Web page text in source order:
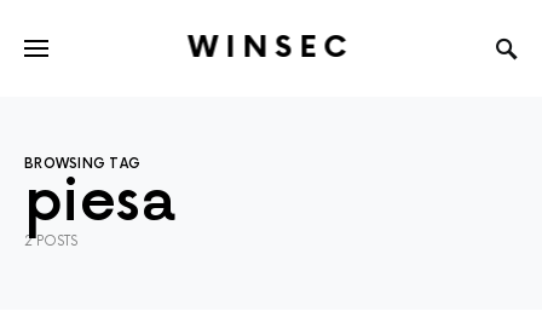
WINSEC
BROWSING TAG
piesa
2 POSTS